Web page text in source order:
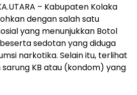
– Kabupaten Kolaka
dengan salah satu
yang menunjukkan Botol
sedotan yang diduga
narkotika. Selain itu, terlihat
KB atau (kondom) yang